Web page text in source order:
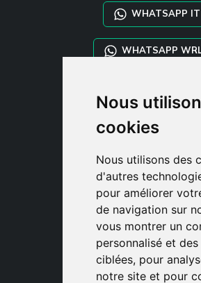
Nous
cookies
Nous utilisons des
d'autres
pour améliorer
de navigation sur
vous montrer un
personnalisé et
ciblées, pour
notre site et pour
WHATSAPP IT
WHATSAPP
STYLIA SERVICES
SHOP B2B
TAYLOR MADE
CLIENT
ENREGISTRE-TOI
ACCÈS
PANIER